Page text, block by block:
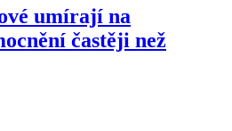
umírají na
častěji než